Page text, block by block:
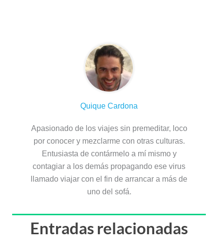
Quique Cardona
Apasionado de los viajes sin premeditar, loco
por conocer y mezclarme con otras culturas.
Entusiasta de contármelo a mí mismo y
contagiar a los demás propagando ese virus
llamado viajar con el fin de arrancar a más de
uno del sofá.
Entradas relacionadas